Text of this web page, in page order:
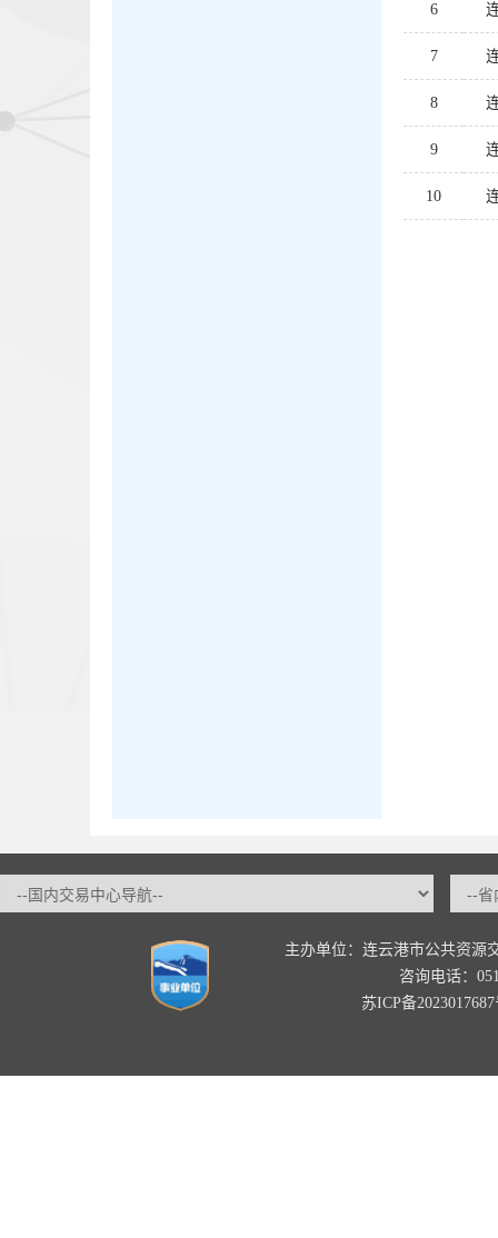
6
7
8
9
10
主办单位：连云港市公共资源
咨询电话：
苏ICP备